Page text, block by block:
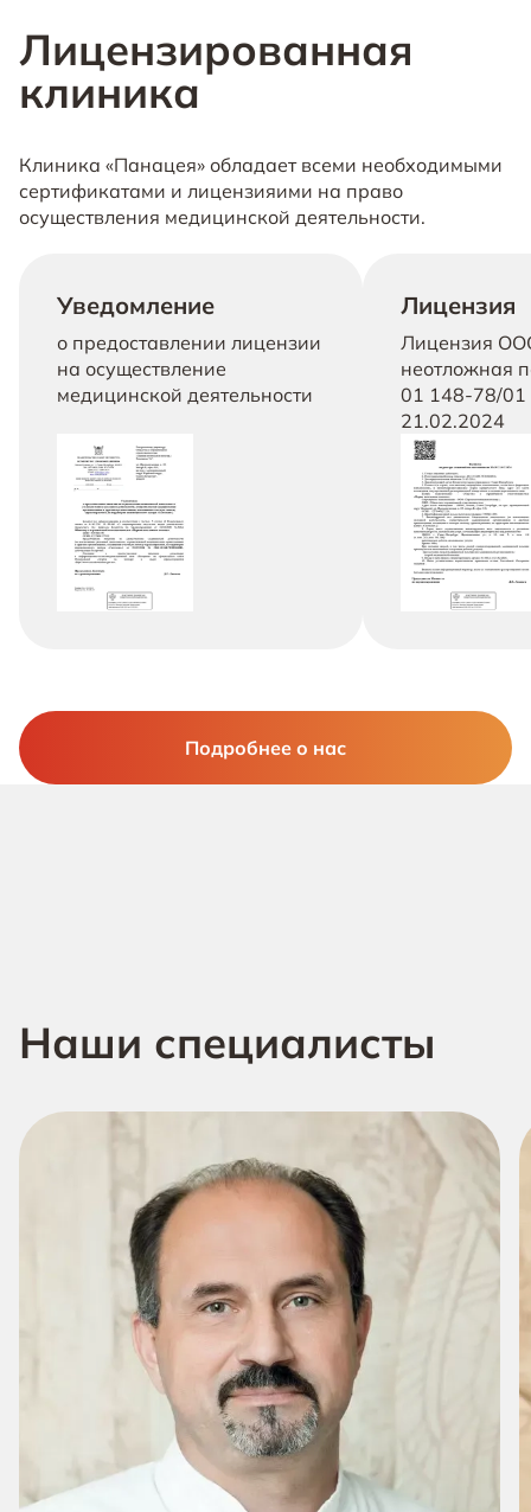
Лицензированная
клиника
Клиника «Панацея» обладает всеми необходимыми
сертификатами и лицензияими на право
осуществления медицинской деятельности.
Уведомление
о предоставлении лицензии
на осуществление
медицинской деятельности
Лицензия
Лицензия
неотложная
01 148-78/01
21.02.2024
Подробнее о нас
Наши специалисты